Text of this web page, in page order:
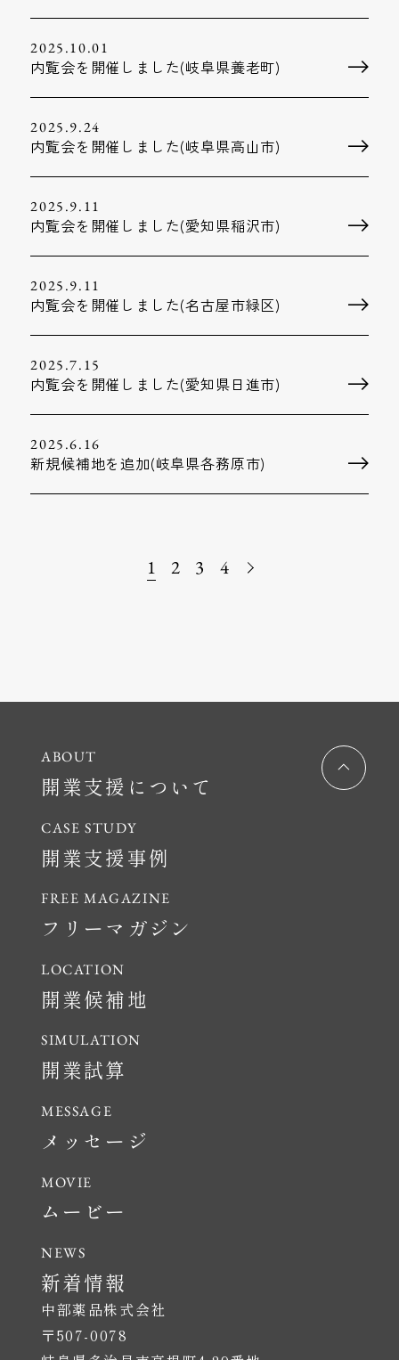
2025.10.01
内覧会を開催しました(岐阜県養老町)
2025.9.24
内覧会を開催しました(岐阜県高山市)
2025.9.11
内覧会を開催しました(愛知県稲沢市)
2025.9.11
内覧会を開催しました(名古屋市緑区)
2025.7.15
内覧会を開催しました(愛知県日進市)
2025.6.16
新規候補地を追加(岐阜県各務原市)
1 2 3 4
中部薬品株式会社
〒507-0078
開業支援について
開業支援事例
フリーマガジン
開業候補地
開業試算
メッセージ
ムービー
新着情報